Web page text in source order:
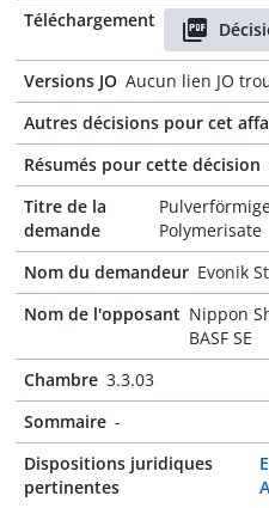
Téléchargement
Versions JO Aucun lien JO
Autres décisions pour cet
Résumés pour cette décision
Titre de la
demande
Polymerisate
Nom du demandeur Evonik
Nom de l'opposant Nippon
BASF SE
Chambre 3.3.03
Sommaire -
Dispositions juridiques
pertinentes